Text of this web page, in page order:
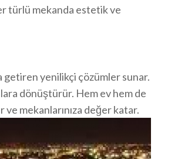
türlü mekanda estetik ve
yenilikçi çözümler sunar.
dönüştürür. Hem ev hem de
mekanlarınıza değer katar.